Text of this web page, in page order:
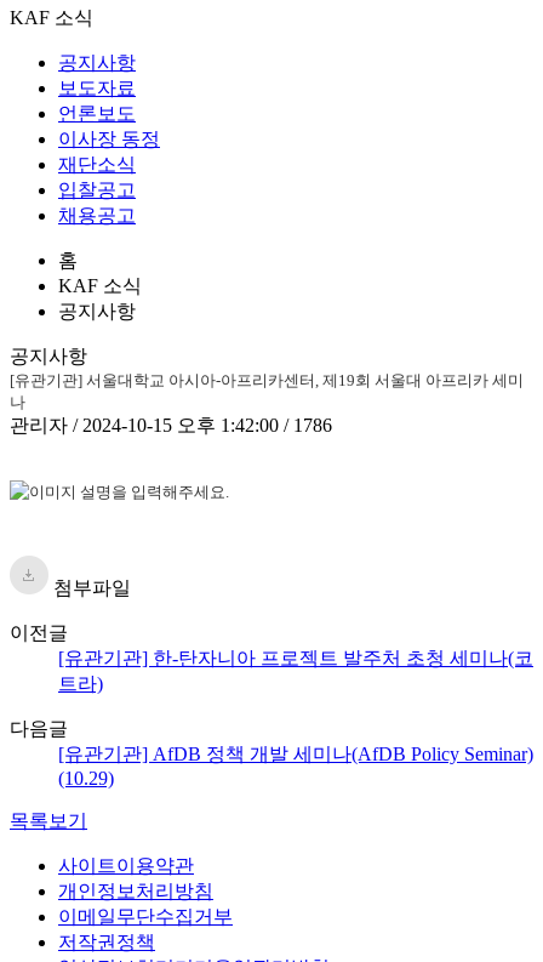
KAF 소식
공지사항
보도자료
언론보도
이사장 동정
재단소식
입찰공고
채용공고
홈
KAF 소식
공지사항
공지사항
[유관기관] 서울대학교 아시아-아프리카센터, 제19회 서울대 아프리카 세미
나
관리자 / 2024-10-15 오후 1:42:00 / 1786
첨부파일
이전글
[유관기관] 한-탄자니아 프로젝트 발주처 초청 세미나(코
트라)
다음글
[유관기관] AfDB 정책 개발 세미나(AfDB Policy Seminar)
(10.29)
목록보기
사이트이용약관
개인정보처리방침
이메일무단수집거부
저작권정책